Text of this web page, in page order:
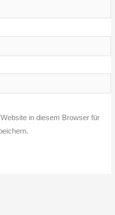
in diesem Browser für